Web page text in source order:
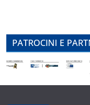
PATROCINI E